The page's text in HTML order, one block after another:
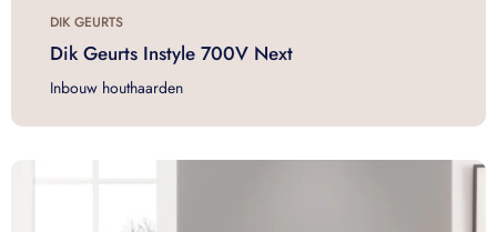
DIK GEURTS
Dik Geurts Instyle 700V Next
Inbouw houthaarden